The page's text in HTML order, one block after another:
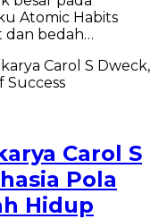
Atomic Habits
dan bedah…
Carol S
Pola
Hidup